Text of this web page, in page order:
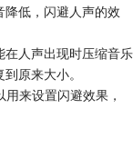
降低，闪避人声的效
在人声出现时压缩音乐
原来大小。
来设置闪避效果，